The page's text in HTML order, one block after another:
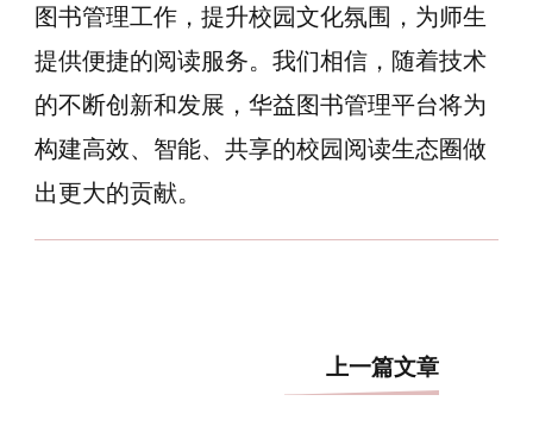
图书管理工作，提升校园文化氛围，为师生
提供便捷的阅读服务。我们相信，随着技术
的不断创新和发展，华益图书管理平台将为
构建高效、智能、共享的校园阅读生态圈做
出更大的贡献。
上一篇文章